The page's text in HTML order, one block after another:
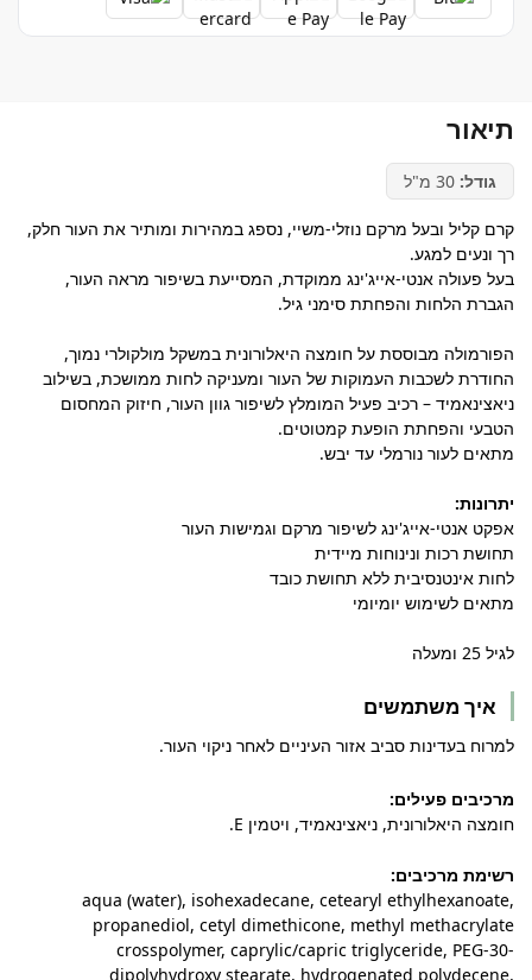
תיאור
גודל:
קרם קליל ובעל מרקם נוזלי-משיי, נספג במהירות ומותיר את העור חלק,
רך ונעים למגע.
בעל פעולה אנטי-אייג'ינג ממוקדת, המסייעת בשיפור מראה העור,
הגברת הלחות והפחתת סימני גיל.
הפורמולה מבוססת על חומצה היאלורונית במשקל מולקולרי נמוך,
החודרת לשכבות העמוקות של העור ומעניקה לחות ממושכת, בשילוב
ניאצינאמיד – רכיב פעיל המומלץ לשיפור גוון העור, חיזוק המחסום
הטבעי והפחתת הופעת קמטוטים.
מתאים לעור נורמלי עד יבש.
יתרונות:
אפקט אנטי-אייג'ינג לשיפור מרקם וגמישות העור
תחושת רכות ונינוחות מיידית
לחות אינטנסיבית ללא תחושת כובד
מתאים לשימוש יומיומי
לגיל 25 ומעלה
איך משתמשים
למרוח בעדינות סביב אזור העיניים לאחר ניקוי העור.
מרכיבים פעילים:
חומצה היאלורונית, ניאצינאמיד, ויטמין E.
רשימת מרכיבים:
aqua (water), isohexadecane, cetearyl ethylhexanoate,
propanediol, cetyl dimethicone, methyl methacrylate
crosspolymer, caprylic/capric triglyceride, PEG-30-
dipolyhydroxy stearate, hydrogenated polydecene,